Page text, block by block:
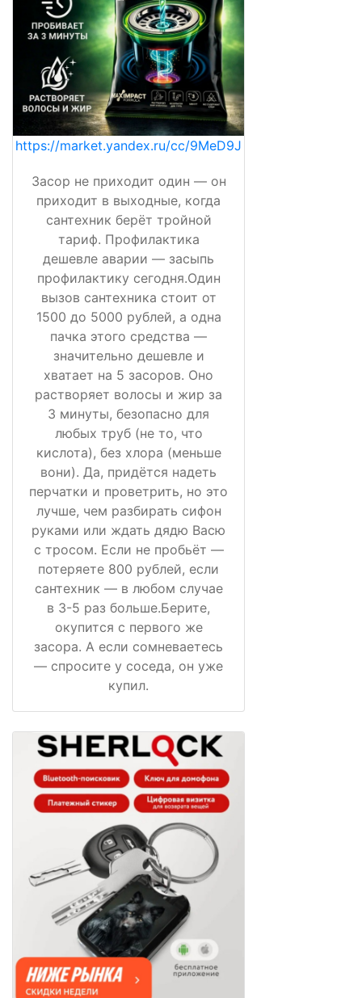
https://market.yandex.ru/cc/9MeD9J
Засор не приходит один — он
приходит в выходные, когда
сантехник берёт тройной
тариф. Профилактика
дешевле аварии — засыпь
профилактику сегодня.Один
вызов сантехника стоит от
1500 до 5000 рублей, а одна
пачка этого средства —
значительно дешевле и
хватает на 5 засоров. Оно
растворяет волосы и жир за
3 минуты, безопасно для
любых труб (не то, что
кислота), без хлора (меньше
вони). Да, придётся надеть
перчатки и проветрить, но это
лучше, чем разбирать сифон
руками или ждать дядю Васю
с тросом. Если не пробьёт —
потеряете 800 рублей, если
сантехник — в любом случае
в 3-5 раз больше.Берите,
окупится с первого же
засора. А если сомневаетесь
— спросите у соседа, он уже
купил.